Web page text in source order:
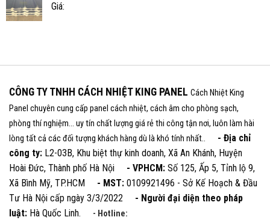
Giá:
CÔNG TY TNHH CÁCH NHIỆT KING PANEL Cách Nhiệt King
Panel chuyên cung cấp panel cách nhiệt, cách âm cho phòng sạch,
phòng thí nghiệm... uy tín chất lượng giá rẻ thi công tận nơi, luôn làm hài
lòng tất cả các đối tượng khách hàng dù là khó tính nhất..
- Địa chỉ
công ty: L2-03B, Khu biệt thự kinh doanh, Xã An Khánh, Huyện
Hoài Đức, Thành phố Hà Nội - VPHCM: Số 125, Ấp 5, Tỉnh lộ 9,
Xã Bình Mỹ, TP.HCM - MST: 0109921496 - Sở Kế Hoạch & Đầu
Tư Hà Nội cấp ngày 3/3/2022 - Người đại diện theo pháp
luật: Hà Quốc Linh. - Hotline: